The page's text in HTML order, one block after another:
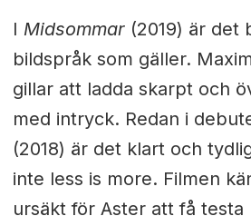
I Midsommar (2019) är det
bildspråk som gäller.
gillar att ladda skarpt och
med intryck. Redan i
(2018) är det klart och
inte less is more. Filmen
ursäkt för Aster att få testa